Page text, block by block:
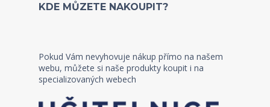
KDE MŮZETE NAKOUPIT?
Pokud Vám nevyhovuje nákup přímo na našem
webu, můžete si naše produkty koupit i na
specializovaných webech